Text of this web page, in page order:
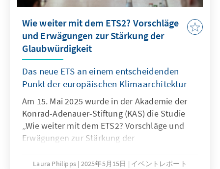
Wie weiter mit dem ETS2? Vorschläge
und Erwägungen zur Stärkung der
Glaubwürdigkeit
Das neue ETS an einem entscheidenden
Punkt der europäischen Klimaarchitektur
Am 15. Mai 2025 wurde in der Akademie der
Konrad-Adenauer-Stiftung (KAS) die Studie
„Wie weiter mit dem ETS2? Vorschläge und
Erwägungen zur Stärkung der
Edenhofer und Dr. Michael Pahle des
Laura Philipps 2025年5月15日 イベントレポート